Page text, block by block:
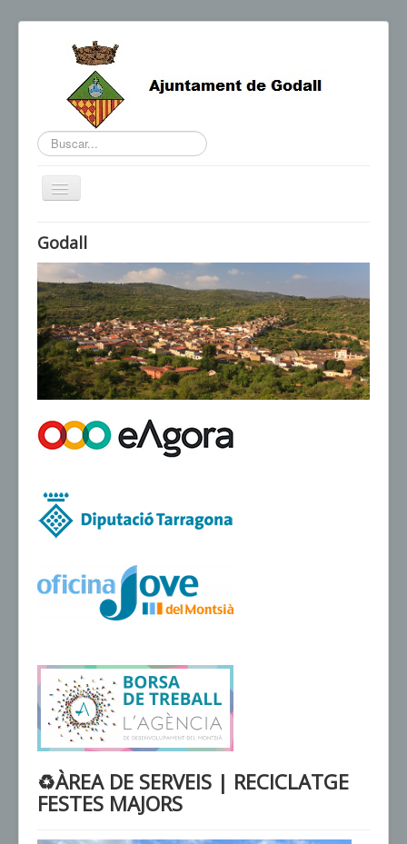
Buscar...
Cambiar
navegación
BENVINGUDA DE L'ALCALDE
AGENDA I NOTÍCIES
HORARIS D'INTERÈS
CONTACTE
TRÀMITS
SEU ELECTRÒNICA
VENDA D'ENTRADES
Godall
♻ÀREA DE SERVEIS | RECICLATGE
FESTES MAJORS